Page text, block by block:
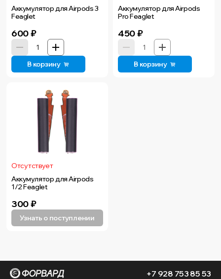
Аккумулятор для Airpods 3
Feaglet
600₽
В корзину
Аккумулятор для Airpods
Pro Feaglet
450₽
В корзину
Отсутствует
Аккумулятор для Airpods
1/2 Feaglet
300₽
Узнать о поступлении
+7 928 753 85 53